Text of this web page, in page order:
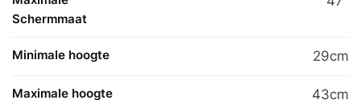
Schermmaat
Minimale hoogte 29cm
Maximale hoogte 43cm